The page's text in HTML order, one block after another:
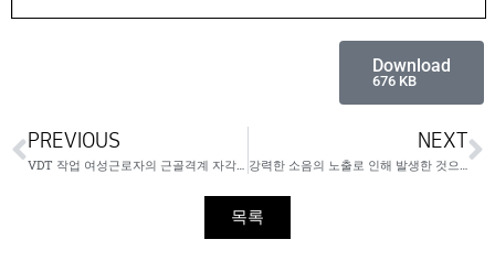
Download
676 KB
PREVIOUS
VDT 작업 여성근로자의 근골격계 자각증상과 다면적인성검사(MMPI)의 임상척도들과의 연관성
NEXT
강력한 소음의 노출로 인해 발생한 것으로 추정되는 돌발성 난청 2례
목록